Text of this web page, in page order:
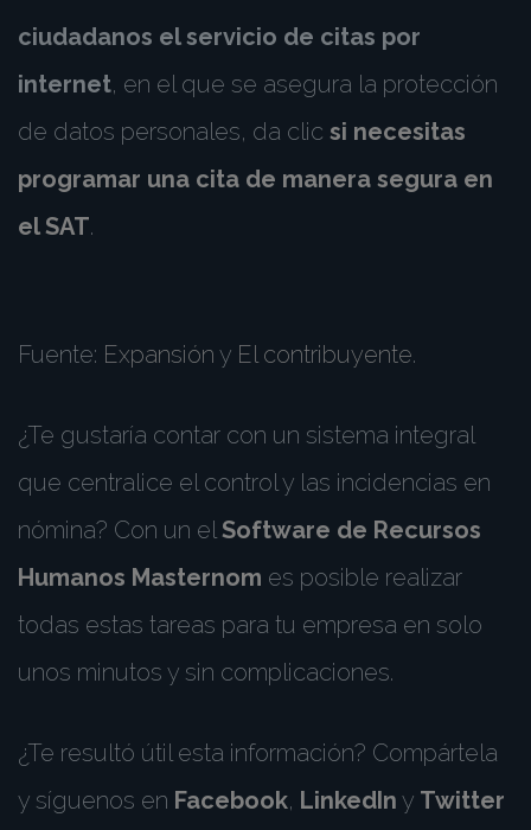
ciudadanos el servicio de citas por
internet, en el que se asegura la protección
de datos personales, da clic si necesitas
programar una cita de manera segura en
el SAT.
Fuente: Expansión y El contribuyente.
¿Te gustaría contar con un sistema integral
que centralice el control y las incidencias en
nómina? Con un elSoftware de Recursos
Humanos Masternom es posible realizar
todas estas tareas para tu empresa en solo
unos minutos y sin complicaciones.
¿Te resultó útil esta información? Compártela
y síguenos en Facebook, LinkedIn y Twitter